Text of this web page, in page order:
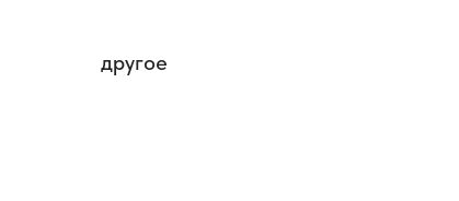
другое